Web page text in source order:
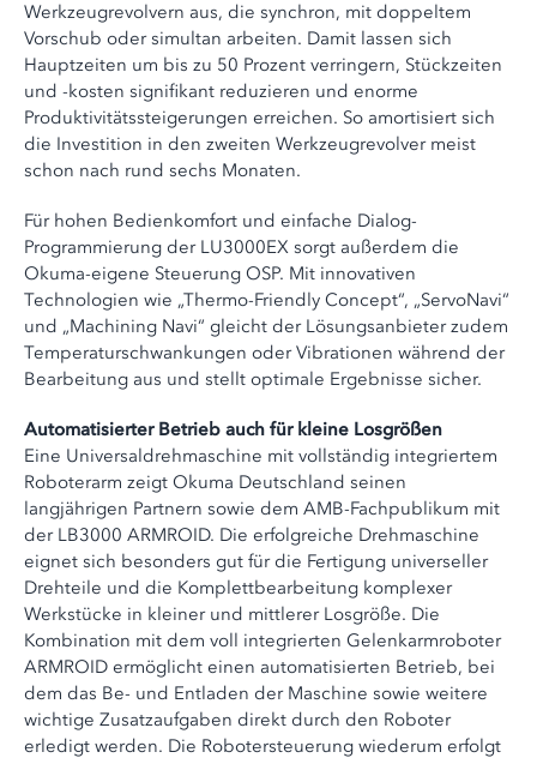
Werkzeugrevolvern aus, die synchron, mit doppeltem
Vorschub oder simultan arbeiten. Damit lassen sich
Hauptzeiten um bis zu 50 Prozent verringern, Stückzeiten
und -kosten signifikant reduzieren und enorme
Produktivitätssteigerungen erreichen. So amortisiert sich
die Investition in den zweiten Werkzeugrevolver meist
schon nach rund sechs Monaten.
Für hohen Bedienkomfort und einfache Dialog-
Programmierung der LU3000EX sorgt außerdem die
Okuma-eigene Steuerung OSP. Mit innovativen
Technologien wie „Thermo-Friendly Concept“, „ServoNavi“
und „Machining Navi“ gleicht der Lösungsanbieter zudem
Temperaturschwankungen oder Vibrationen während der
Bearbeitung aus und stellt optimale Ergebnisse sicher.
Automatisierter Betrieb auch für kleine Losgrößen
Eine Universaldrehmaschine mit vollständig integriertem
Roboterarm zeigt Okuma Deutschland seinen
langjährigen Partnern sowie dem AMB-Fachpublikum mit
der LB3000 ARMROID. Die erfolgreiche Drehmaschine
eignet sich besonders gut für die Fertigung universeller
Drehteile und die Komplettbearbeitung komplexer
Werkstücke in kleiner und mittlerer Losgröße. Die
Kombination mit dem voll integrierten Gelenkarmroboter
ARMROID ermöglicht einen automatisierten Betrieb, bei
dem das Be- und Entladen der Maschine sowie weitere
wichtige Zusatzaufgaben direkt durch den Roboter
erledigt werden. Die Robotersteuerung wiederum erfolgt